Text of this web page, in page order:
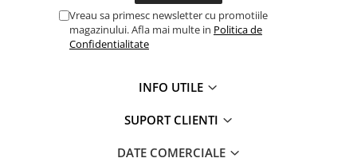
Sisteme pompare
Pompe pentru zugravit si vopsit
Masini de tencuit
Pompe spuma poliuretanica
Echipamente marcaje rutiere
Vreau sa primesc newsletter cu promotiile
magazinului. Afla mai multe in Politica de
Confidentialitate
INFO UTILE
SUPORT CLIENTI
DATE COMERCIALE